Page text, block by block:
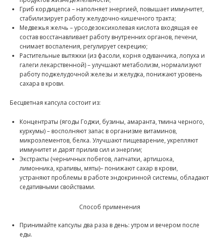
Гриб кордицепса – наполняет энергией, повышает иммунитет,
стабилизирует работу желудочно-кишечного тракта;
Медвежья желчь – урсодезоксихолевая кислота входящая ее
состав восстанавливает работу внутренних органов, печени,
снимает воспаления, регулирует секрецию;
Растительные вытяжки (из фасоли, корня одуванчика, лопуха и
галеги лекарственной) – улучшают метаболизм, нормализуют
работу поджелудочной железы и желудка, понижают уровень
сахара в крови.
Бесцветная капсула состоит из:
Концентраты (ягоды Годжи, бузины, амаранта, тмина черного,
куркумы) – восполняют запас в организме витаминов,
микроэлементов, белка. Улучшают пищеварение, укрепляют
иммунитет и дарят прилив сил и энергии;
Экстракты (черничных побегов, лапчатки, артишока,
лимонника, крапивы, мяты)– понижают сахар в крови,
устраняют проблемы в работе эндокринной системы, обладают
седативными свойствами.
Способ применения
Принимайте капсулы два раза в день: утром и вечером после
еды.